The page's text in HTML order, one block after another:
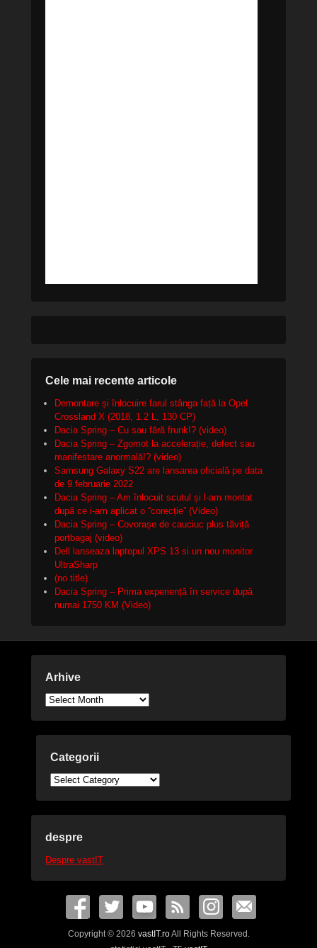
Cele mai recente articole
Demontare și înlocuire farul stânga față la Opel
Crossland X (2018, 1.2 L, 130 CP)
Dacia Spring – Cu sau fără frunk!? (video)
Dacia Spring – Zgomot la accelerație, defect sau
manifestare anormală!? (video)
Samsung Galaxy S22 are lansarea oficială pe data
de 9 februarie 2022
Dacia Spring – Am înlocuit scutul și l-am montat
după ce i-am aplicat o “corecție” (Video)
Dacia Spring – Covorașe de cauciuc plus tăviță
portbagaj (video)
Dell lanseaza laptopul XPS 13 si un nou monitor
UltraSharp
(no title)
Dacia Spring – Prima experiență în service după
numai 1750 KM (Video)
Arhive
Arhive
Categorii
Categorii
despre
Despre vastIT
Copyright © 2026 vastIT.roAll Rights Reserved.